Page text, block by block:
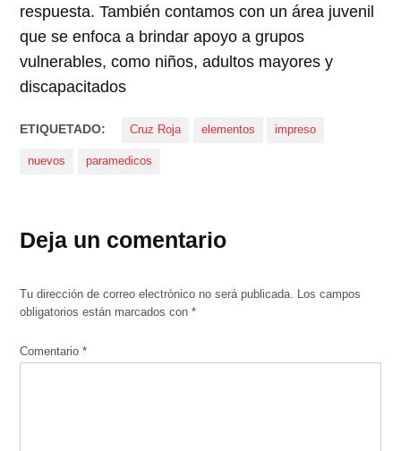
respuesta. También contamos con un área juvenil
que se enfoca a brindar apoyo a grupos
vulnerables, como niños, adultos mayores y
discapacitados
ETIQUETADO: Cruz Roja elementos impreso
nuevos paramedicos
Deja un comentario
Tu dirección de correo electrónico no será publicada. Los campos
obligatorios están marcados con*
Comentario*